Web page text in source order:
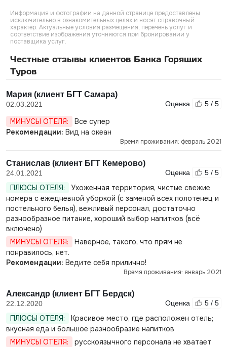
Информация и фотографии на данной странице предоставлены
исключительно в ознакомительных целях и носят справочный
характер. Актуальные условия размещения, перечень услуг и
соответствие изображения уточняются при бронировании у
поставщика услуг.
Честные отзывы клиентов Банка Горящих
Туров
Мария (клиент БГТ Самара)
02.03.2021 Оценка 5 / 5
МИНУСЫ ОТЕЛЯ:
Все супер
Рекомендации: Вид на океан
Время проживания: февраль 2021
Станислав (клиент БГТ Кемерово)
24.01.2021 Оценка 5 / 5
ПЛЮСЫ ОТЕЛЯ:
Ухоженная территория, чистые свежие
номера с ежедневной уборкой (с заменой всех полотенец и
постельного белья), вежливый персонал, достаточно
разнообразное питание, хороший выбор напитков (всё
включено)
МИНУСЫ ОТЕЛЯ:
Наверное, такого, что прям не
понравилось, нет.
Рекомендации: Ведите себя прилично!
Время проживания: январь 2021
Александр (клиент БГТ Бердск)
22.12.2020 Оценка 5 / 5
ПЛЮСЫ ОТЕЛЯ:
Красивое место, где расположен отель;
вкусная еда и большое разнообразие напитков
МИНУСЫ ОТЕЛЯ:
русскоязычного персонала не хватает